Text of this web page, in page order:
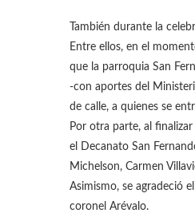
También durante la
Entre ellos, en el
que la parroquia San
-con aportes del
de calle, a quienes se
Por otra parte, al
el Decanato San
Michelson, Carmen
Asimismo, se agradeció
coronel Arévalo.